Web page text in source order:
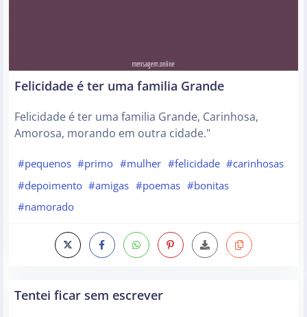
Felicidade é ter uma familia Grande
Felicidade é ter uma familia Grande, Carinhosa,
Amorosa, morando em outra cidade."
#pequenos #primo #mulher #felicidade #carinhosas
#depoimento #amigas #poemas #bonitas
#namorado
Tentei ficar sem escrever